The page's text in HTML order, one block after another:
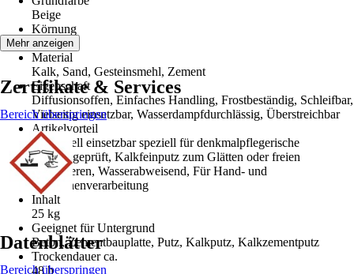
Beige
Körnung
0-0,6 mm
Material
Kalk, Sand, Gesteinsmehl, Zement
Eigenschaft
Diffusionsoffen, Einfaches Handling, Frostbeständig, Schleifbar,
Vielseitig einsetzbar, Wasserdampfdurchlässig, Überstreichbar
Artikelvorteil
Universell einsetzbar speziell für denkmalpflegerische
Belangegeprüft, Kalkfeinputz zum Glätten oder freien
Modellieren, Wasserabweisend, Für Hand- und
Maschinenverarbeitung
Inhalt
25 kg
Geeignet für Untergrund
Beton, Zementbauplatte, Putz, Kalkputz, Kalkzementputz
Trockendauer ca.
48 h
Mehr anzeigen
Zertifikate & Services
Bereich überspringen
Datenblätter
Bereich überspringen